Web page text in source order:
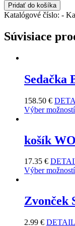
Pridať do košíka
Katalógové číslo: -
Súvisiace
Sedačka
158.50 €
Výber možností
košík
17.35 €
Výber možností
Zvonček
2.99 € DETAIL